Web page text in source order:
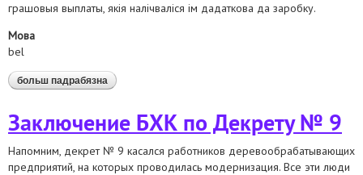
грашовыя выплаты, якія налічваліся ім дадаткова да заробку.
Мова
bel
больш падрабязна аб заключэнне бхк па дэкрэце № 9
Заключение БХК по Декрету № 9
Напомним, декрет № 9 касался работников деревообрабатывающих
предприятий, на которых проводилась модернизация. Все эти люди